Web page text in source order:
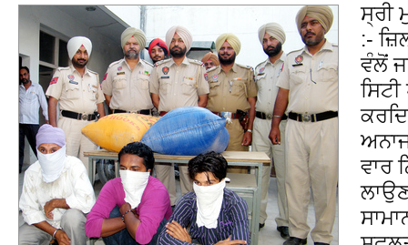
ਸ੍ਰੀ
:-
ਵੰਲੋਂ
ਵਾਰ